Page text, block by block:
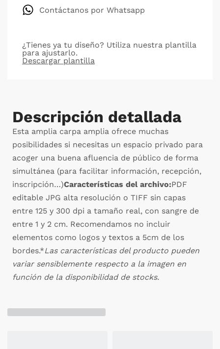
Contáctanos por Whatsapp
¿Tienes ya tu diseño? Utiliza nuestra plantilla
para ajustarlo.
Descargar plantilla
Descripción detallada
Esta amplia carpa amplia ofrece muchas
posibilidades si necesitas un espacio privado para
acoger una buena afluencia de público de forma
simultánea (para facilitar información, recepción,
inscripción…)Características del archivo:PDF
editable JPG alta resolución o TIFF sin capas
entre 125 y 300 dpi a tamaño real, con sangre de
entre 1 y 2 cm. Recomendamos no incluir
elementos como logos y textos a 5cm de los
bordes.*Las características del producto pueden
variar sensiblemente respecto a la imagen en
función de la disponibilidad de stocks.